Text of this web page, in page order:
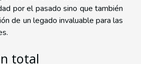
por el pasado sino que también
de un legado invaluable para las
total